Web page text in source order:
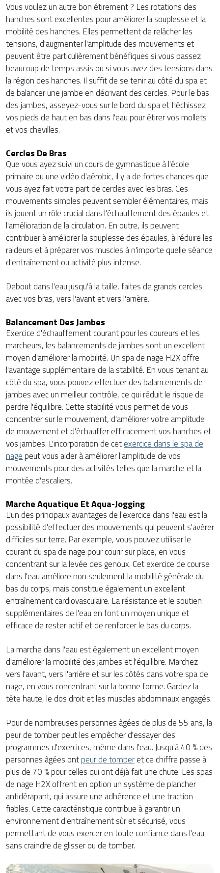
Vous voulez un autre bon étirement ? Les rotations des
hanches sont excellentes pour améliorer la souplesse et la
mobilité des hanches. Elles permettent de relâcher les
tensions, d'augmenter l'amplitude des mouvements et
peuvent être particulièrement bénéfiques si vous passez
beaucoup de temps assis ou si vous avez des tensions dans
la région des hanches. Il suffit de se tenir au côté du spa et
de balancer une jambe en décrivant des cercles. Pour le bas
des jambes, asseyez-vous sur le bord du spa et fléchissez
vos pieds de haut en bas dans l'eau pour étirer vos mollets
et vos chevilles.
Cercles De Bras
Que vous ayez suivi un cours de gymnastique à l'école
primaire ou une vidéo d'aérobic, il y a de fortes chances que
vous ayez fait votre part de cercles avec les bras. Ces
mouvements simples peuvent sembler élémentaires, mais
ils jouent un rôle crucial dans l'échauffement des épaules et
l'amélioration de la circulation. En outre, ils peuvent
contribuer à améliorer la souplesse des épaules, à réduire les
raideurs et à préparer vos muscles à n'importe quelle séance
d'entraînement ou activité plus intense.
Debout dans l'eau jusqu'à la taille, faites de grands cercles
avec vos bras, vers l'avant et vers l'arrière.
Balancement Des Jambes
Exercice d'échauffement courant pour les coureurs et les
marcheurs, les balancements de jambes sont un excellent
moyen d'améliorer la mobilité. Un spa de nage H2X offre
l'avantage supplémentaire de la stabilité. En vous tenant au
côté du spa, vous pouvez effectuer des balancements de
jambes avec un meilleur contrôle, ce qui réduit le risque de
perdre l'équilibre. Cette stabilité vous permet de vous
concentrer sur le mouvement, d'améliorer votre amplitude
de mouvement et d'échauffer efficacement vos hanches et
vos jambes. L'incorporation de cetexercice dans le spa de
nagepeut vous aider à améliorer l'amplitude de vos
mouvements pour des activités telles que la marche et la
montée d'escaliers.
Marche Aquatique Et Aqua-Jogging
L'un des principaux avantages de l'exercice dans l'eau est la
possibilité d'effectuer des mouvements qui peuvent s'avérer
difficiles sur terre. Par exemple, vous pouvez utiliser le
courant du spa de nage pour courir sur place, en vous
concentrant sur la levée des genoux. Cet exercice de course
dans l'eau améliore non seulement la mobilité générale du
bas du corps, mais constitue également un excellent
entraînement cardiovasculaire. La résistance et le soutien
supplémentaires de l'eau en font un moyen unique et
efficace de rester actif et de renforcer le bas du corps.
La marche dans l'eau est également un excellent moyen
d'améliorer la mobilité des jambes et l'équilibre. Marchez
vers l'avant, vers l'arrière et sur les côtés dans votre spa de
nage, en vous concentrant sur la bonne forme. Gardez la
tête haute, le dos droit et les muscles abdominaux engagés.
Pour de nombreuses personnes âgées de plus de 55 ans, la
peur de tomber peut les empêcher d'essayer des
programmes d'exercices, même dans l'eau. Jusqu'à 40 % des
personnes âgées ontpeur de tomberet ce chiffre passe à
plus de 70 % pour celles qui ont déjà fait une chute. Les spas
de nage H2X offrent en option un système de plancher
antidérapant, qui assure une adhérence et une traction
fiables. Cette caractéristique contribue à garantir un
environnement d'entraînement sûr et sécurisé, vous
permettant de vous exercer en toute confiance dans l'eau
sans craindre de glisser ou de tomber.